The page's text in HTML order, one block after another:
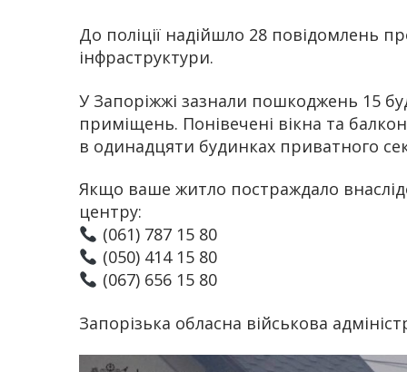
До поліції надійшло 28 повідомлень
інфраструктури.
У Запоріжжі зазнали пошкоджень 15
приміщень. Понівечені вікна та
в одинадцяти будинках приватного
Якщо ваше житло постраждало
центру:
(061) 787 15 80
(050) 414 15 80
(067) 656 15 80
Запорізька обласна військова